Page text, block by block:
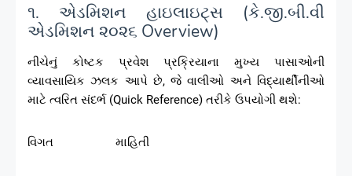
૧. એડમિશન હાઇલાઇટ્સ (કે.જી.બી.વી
એડમિશન ૨૦૨૬ Overview)
નીચેનું કોષ્ટક પ્રવેશ પ્રક્રિયાના મુખ્ય પાસાઓની
વ્યાવસાયિક ઝલક આપે છે, જે વાલીઓ અને વિદ્યાર્થીનીઓ
માટે ત્વરિત સંદર્ભ (Quick Reference) તરીકે ઉપયોગી થશે:
વિગત માહિતી